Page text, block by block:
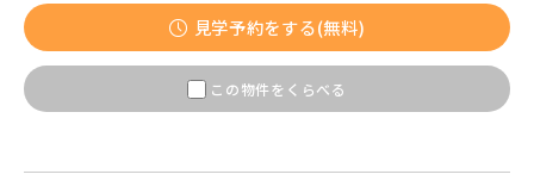
千葉・常磐エリア(14)
守谷市(0) 松戸市(4)
野田市(0)
見学予約をする(無料)
この物件をくらべる